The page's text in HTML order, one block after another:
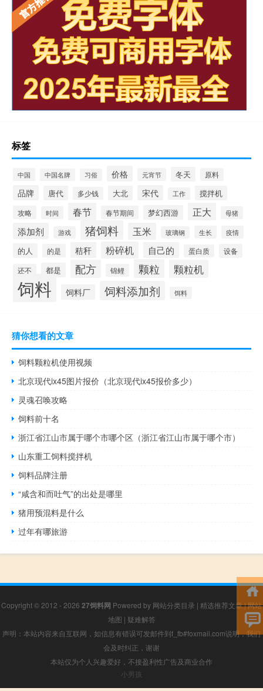
标签
中国 中国名牌 习俗 价格 元宵节 冬天 原料
品牌 唐代 多少钱 大北 宋代 工作 搅拌机
攻略 时间 春节 春节期间 梦幻西游 正大 母猪
添加剂 游戏 猪饲料 玉米 玻璃钢 生长 疫情
的人 的是 秸秆 粉碎机 自己的 蛋白质 设备
还不 都是 配方 锦鲤 颗粒 颗粒机
饲料 饲料厂 饲料添加剂 饵料
猜你想看的文章
饲料颗粒机使用视频
北京现代ix45图片报价（北京现代ix45报价多少）
灵魂召唤攻略
饲料前十名
浙江省江山市属于哪个市哪个区（浙江省江山市属于哪个市）
山东重工饲料搅拌机
饲料品牌注册
“咸含和而吐气”的出处是哪里
猪用预混料是什么
过年有哪旅游
Copyright © 2012 - 2026 27饲料网 Powered by 网站分类目录 | 精选推荐文章|网站
地图 | 疑难解答
声明：本站内容来自互联网，如信息有错误可发邮件到f_fb#foxmail.com说明，我们
会及时纠正，谢谢
本站仅为个人兴趣爱好，不接盈利性广告及商业合作
小男孩